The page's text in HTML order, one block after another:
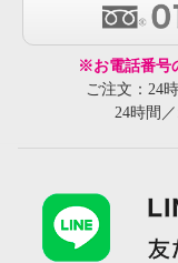
※お電話番号
ご注文：24
24時間